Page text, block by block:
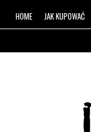
HOME JAK KUPOWAĆ